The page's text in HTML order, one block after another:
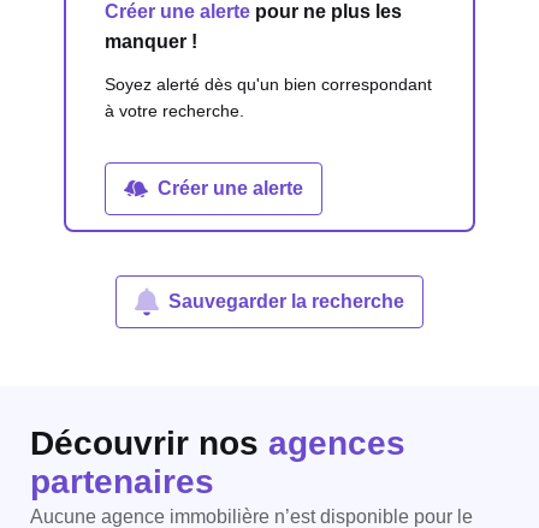
Créer une alerte pour ne plus les
manquer !
Soyez alerté dès qu'un bien correspondant
à votre recherche.
Créer une alerte
Sauvegarder la recherche
Découvrir nos agences
partenaires
Aucune agence immobilière n’est disponible pour le